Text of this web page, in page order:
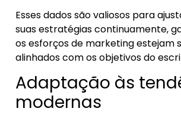
Esses dados são valiosos para
suas estratégias continuamente,
os esforços de marketing estejam
alinhados com os objetivos do
Adaptação às
modernas